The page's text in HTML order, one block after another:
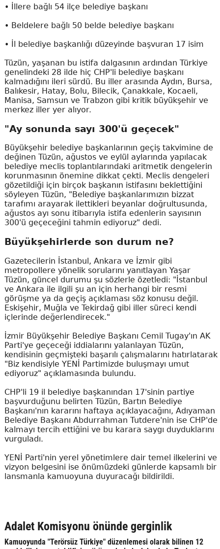
• İllere bağlı 54 ilçe belediye başkanı
• Beldelere bağlı 50 belde belediye başkanı
• İl belediye başkanlığı düzeyinde başvuran 17 isim
Tüzün, yaşanan bu istifa dalgasının ardından Türkiye
genelindeki 28 ilde hiç CHP'li belediye başkanı
kalmadığını ileri sürdü. Bu iller arasında Aydın, Bursa,
Balıkesir, Hatay, Bolu, Bilecik, Çanakkale, Kocaeli,
Manisa, Samsun ve Trabzon gibi kritik büyükşehir ve
merkez iller yer alıyor.
"Ay sonunda sayı 300'ü geçecek"
Büyükşehir belediye başkanlarının geçiş takvimine de
değinen Tüzün, ağustos ve eylül aylarında yapılacak
belediye meclis toplantılarındaki aritmetik dengelerin
korunmasının önemine dikkat çekti. Meclis dengeleri
gözetildiği için birçok başkanın istifasını beklettiğini
söyleyen Tüzün, "Belediye başkanlarımızın bizzat
tarafımı arayarak ilettikleri beyanlar doğrultusunda,
ağustos ayı sonu itibarıyla istifa edenlerin sayısının
300'ü geçeceğini tahmin ediyoruz" dedi.
Büyükşehirlerde son durum ne?
Gazetecilerin İstanbul, Ankara ve İzmir gibi
metropollere yönelik sorularını yanıtlayan Yaşar
Tüzün, güncel durumu şu sözlerle özetledi: "İstanbul
ve Ankara ile ilgili şu an için herhangi bir resmi
görüşme ya da geçiş açıklaması söz konusu değil.
Eskişehir, Muğla ve Tekirdağ gibi iller süreci kendi
içlerinde değerlendirecek."
İzmir Büyükşehir Belediye Başkanı Cemil Tugay'ın AK
Parti'ye geçeceği iddialarını yalanlayan Tüzün,
kendisinin geçmişteki başarılı çalışmalarını hatırlatarak
"Biz kendisiyle YENİ Partimizde buluşmayı umut
ediyoruz" açıklamasında bulundu.
CHP'li 19 il belediye başkanından 17'sinin partiye
başvurduğunu belirten Tüzün, Bartın Belediye
Başkanı'nın kararını haftaya açıklayacağını, Adıyaman
Belediye Başkanı Abdurrahman Tutdere'nin ise CHP'de
kalmayı tercih ettiğini ve bu karara saygı duyduklarını
vurguladı.
YENİ Parti'nin yerel yönetimlere dair temel ilkelerini ve
vizyon belgesini ise önümüzdeki günlerde kapsamlı bir
lansmanla kamuoyuna duyuracağı bildirildi.
Adalet Komisyonu önünde gerginlik
Kamuoyunda "Terörsüz Türkiye" düzenlemesi olarak bilinen 12